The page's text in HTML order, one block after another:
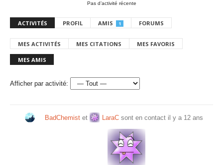
Pas d’activité récente
ACTIVITÉS PROFIL AMIS 1 FORUMS
MES ACTIVITÉS MES CITATIONS MES FAVORIS
MES AMIS
Afficher par activité:
BadChemist et LaraC sont en contact il y a 12 ans